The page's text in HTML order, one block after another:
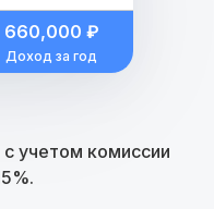
660,000 ₽
Доход за год
учетом комиссии